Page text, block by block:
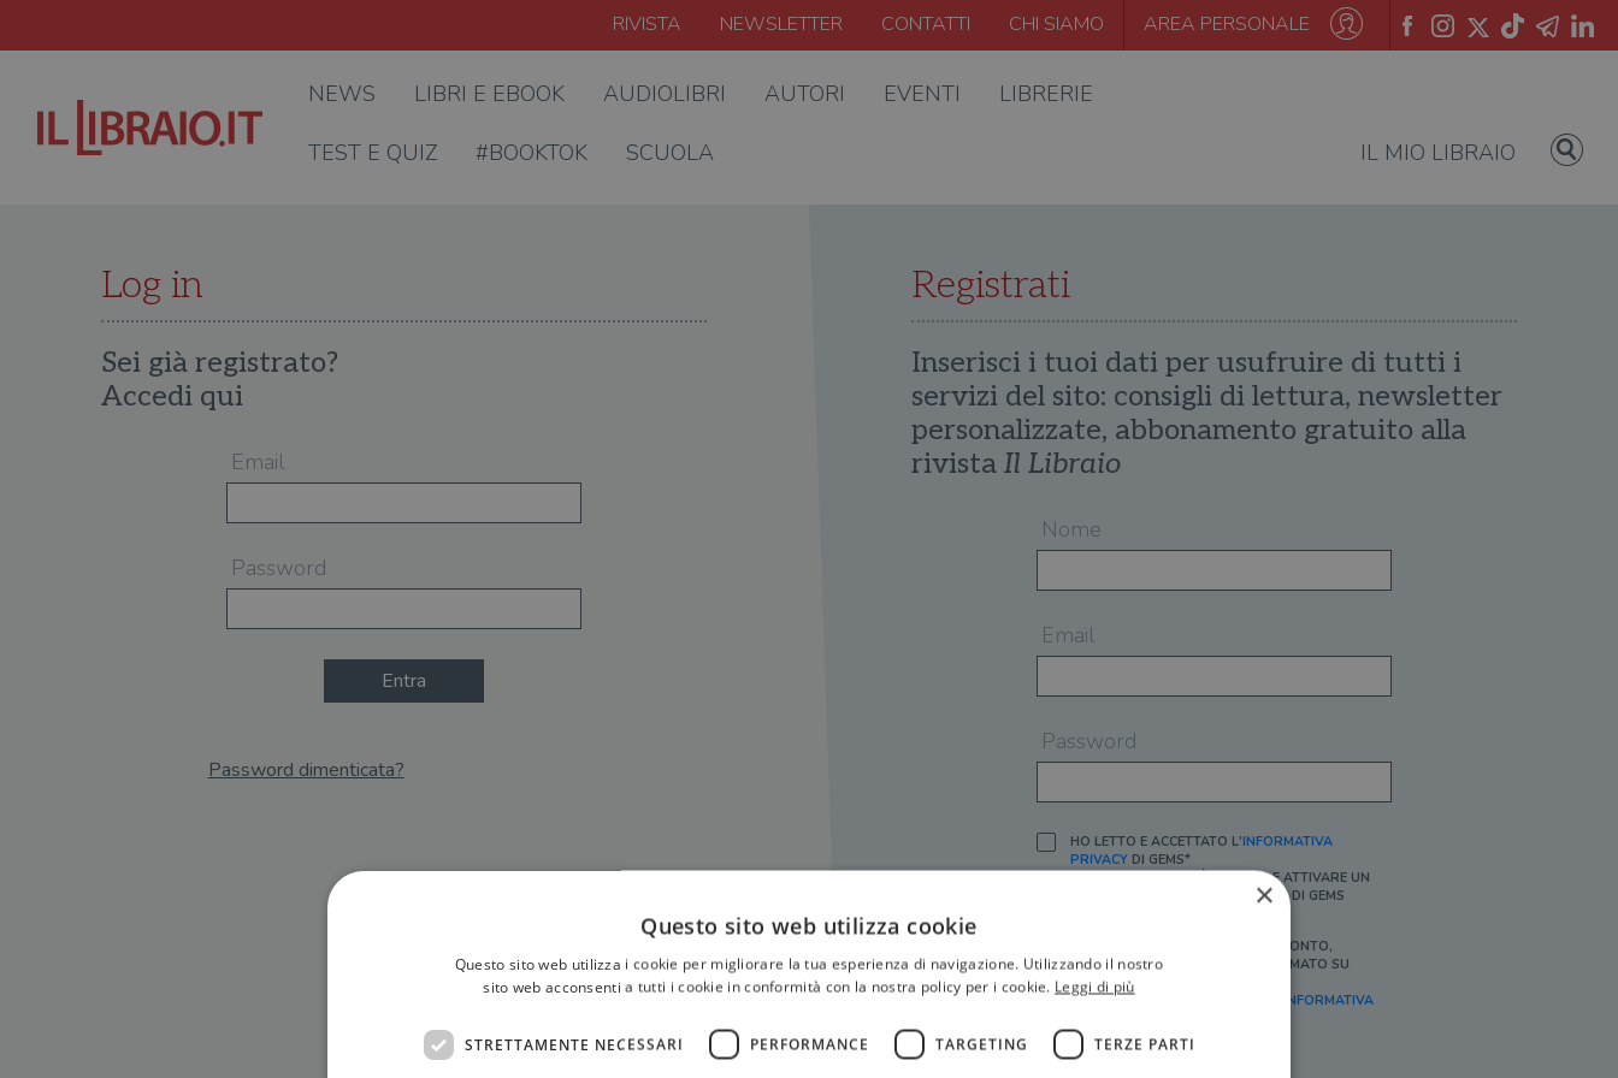
RIVISTA NEWSLETTER CONTATTI CHI SIAMO AREA PERSONALE
NEWS LIBRI E EBOOK AUDIOLIBRI AUTORI EVENTI LIBRERIE
TEST E QUIZ #BOOKTOK SCUOLA IL MIO LIBRAIO
Log in
Sei già registrato?
Accedi qui
Email
Password
Entra
Password dimenticata?
Registrati
Inserisci i tuoi dati per usufruire di tutti i
servizi del sito: consigli di lettura, newsletter
personalizzate, abbonamento gratuito alla
rivista Il Libraio
Nome
Email
Password
HO LETTO E ACCETTATO L'INFORMATIVA
PRIVACYDI GEMS*
IN MANCANZA NON È POSSIBILE ATTIVARE UN
ACCOUNT E/O RICEVERE I SERVIZI DI GEMS
SÌ, DESIDERO RICEVERE BUONI SCONTO,
OFFERTE SPECIALI, ESSERE INFORMATO SU
PROMOZIONI E NOVITÀ.
[FINALITÀ MARKETING, ART.2 (E),
INFORMATIVA
×
Questo sito web utilizza cookie
Questo sito web utilizza i cookie per migliorare la tua esperienza di navigazione. Utilizzando il nostro
sito web acconsenti a tutti i cookie in conformità con la nostra policy per i cookie. Leggi di più
STRETTAMENTE NECESSARI PERFORMANCE TARGETING TERZE PARTI